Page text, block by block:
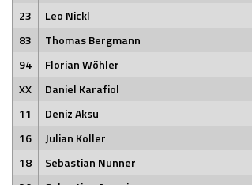
23
Leo Nickl
83
Thomas Bergmann
94
Florian Wöhler
XX
Daniel Karafiol
11
Deniz Aksu
16
Julian Koller
18
Sebastian Nunner